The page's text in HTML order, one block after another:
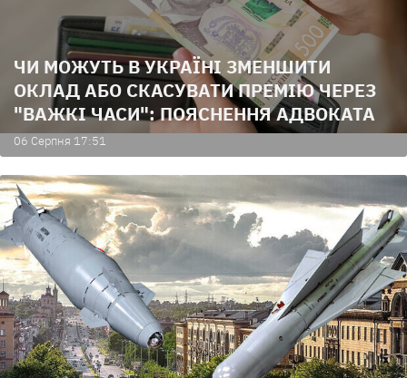
ЧИ МОЖУТЬ В УКРАЇНІ ЗМЕНШИТИ
ОКЛАД АБО СКАСУВАТИ ПРЕМІЮ ЧЕРЕЗ
"ВАЖКІ ЧАСИ": ПОЯСНЕННЯ АДВОКАТА
06 Серпня 17:51